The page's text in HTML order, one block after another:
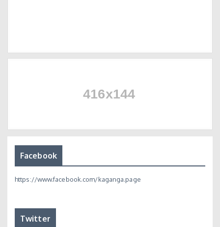
Facebook
https://www.facebook.com/kaganga.page
Twitter